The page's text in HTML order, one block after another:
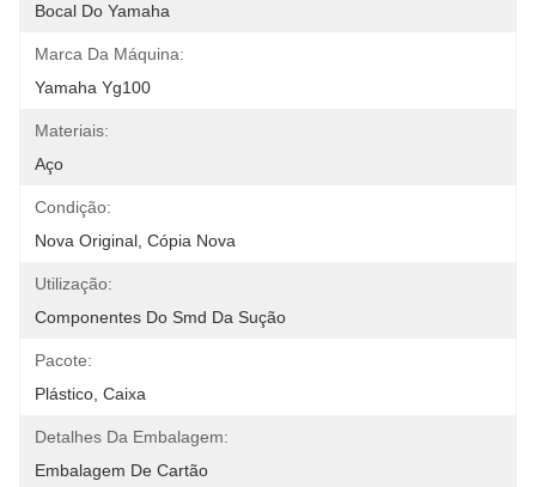
Bocal Do Yamaha
Marca Da Máquina:
Yamaha Yg100
Materiais:
Aço
Condição:
Nova Original, Cópia Nova
Utilização:
Componentes Do Smd Da Sução
Pacote:
Plástico, Caixa
Detalhes Da Embalagem:
Embalagem De Cartão